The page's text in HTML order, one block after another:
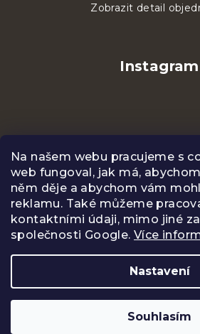
Na našem webu pracujeme s
web fungoval, jak má,
něm děje a abychom vám
reklamu. Také můžeme
kontaktními údaji, mimo jiné
společnosti Google.Více
Nastavení
Souhlasím
Zobrazit detail
Instagram
Sledovat na